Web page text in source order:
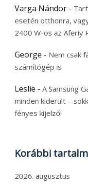
Varga Nándor -
esetén otthonra,
2400 W-os az Aferiy
George - Nem csak
számítógép is
Leslie - A Samsung
minden kiderült –
fényes kijelző!
Korábbi
2026. augusztus